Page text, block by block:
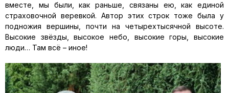
вместе, мы были, как раньше, связаны ею, как единой
страховочной веревкой. Автор этих строк тоже была у
подножия вершины, почти на четырехтысячной высоте.
Высокие звёзды, высокое небо, высокие горы, высокие
люди… Там всё – иное!